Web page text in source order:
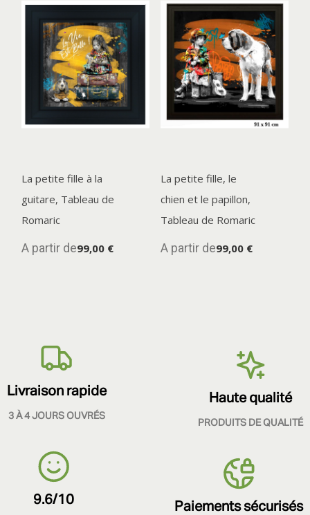
La petite fille à la
guitare, Tableau de
Romaric
A partir de99,00 €
La petite fille, le
chien et le papillon,
Tableau de Romaric
A partir de99,00 €
Livraison rapide
3 À 4 JOURS OUVRÉS
Haute qualité
PRODUITS DE QUALITÉ
9.6/10 Paiements sécurisés